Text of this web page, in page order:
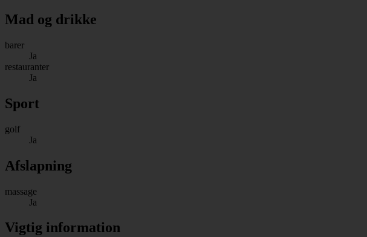
Mad og drikke
barer
Ja
restauranter
Ja
Sport
golf
Ja
Afslapning
massage
Ja
Vigtig information